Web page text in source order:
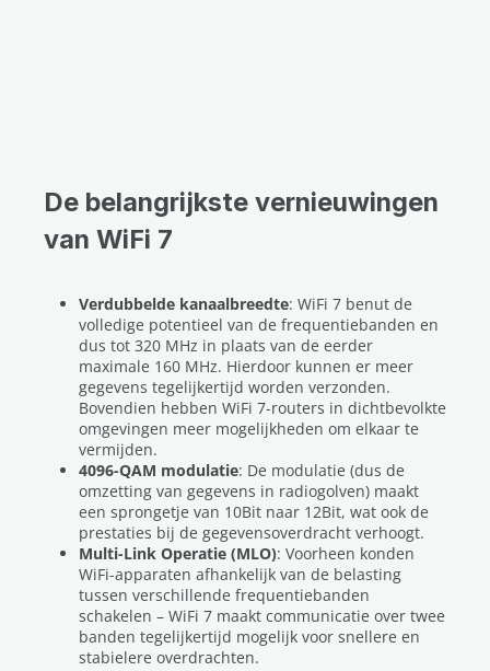
De belangrijkste vernieuwingen
van WiFi 7
Verdubbelde kanaalbreedte: WiFi 7 benut de
volledige potentieel van de frequentiebanden en
dus tot 320 MHz in plaats van de eerder
maximale 160 MHz. Hierdoor kunnen er meer
gegevens tegelijkertijd worden verzonden.
Bovendien hebben WiFi 7-routers in dichtbevolkte
omgevingen meer mogelijkheden om elkaar te
vermijden.
4096-QAM modulatie: De modulatie (dus de
omzetting van gegevens in radiogolven) maakt
een sprongetje van 10Bit naar 12Bit, wat ook de
prestaties bij de gegevensoverdracht verhoogt.
Multi-Link Operatie (MLO): Voorheen konden
WiFi-apparaten afhankelijk van de belasting
tussen verschillende frequentiebanden
schakelen – WiFi 7 maakt communicatie over twee
banden tegelijkertijd mogelijk voor snellere en
stabielere overdrachten.